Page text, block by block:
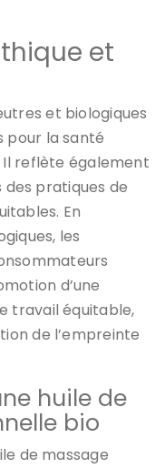
et
et biologiques
pour la santé
Il reflète également
pratiques de
En
les
d’une
travail équitable,
de l’empreinte
huile de
bio
de massage